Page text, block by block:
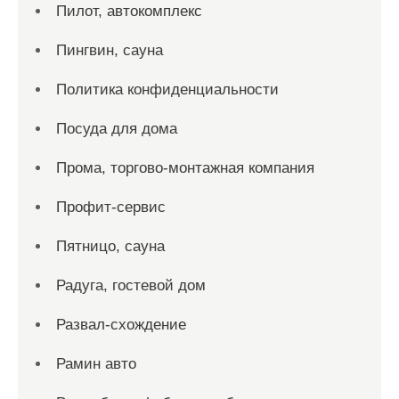
Пилот, автокомплекс
Пингвин, сауна
Политика конфиденциальности
Посуда для дома
Прома, торгово-монтажная компания
Профит-сервис
Пятницо, сауна
Радуга, гостевой дом
Развал-схождение
Рамин авто